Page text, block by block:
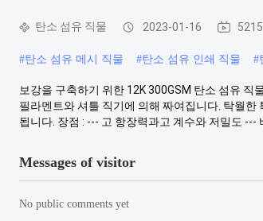
탄소 섬유 직물 2023-01-16
#탄소 섬유 메시 직물 #탄소 섬유 인쇄 직물 #
보강을 구축하기 위한 12K 300GSM 탄소 섬유
필라멘트와 셔틀 직기에 의해 짜여집니다. 탁월
됩니다. 장점 : --- 고 항장력과고 계수와 저밀도 ---
Messages of visitor
No public comments yet